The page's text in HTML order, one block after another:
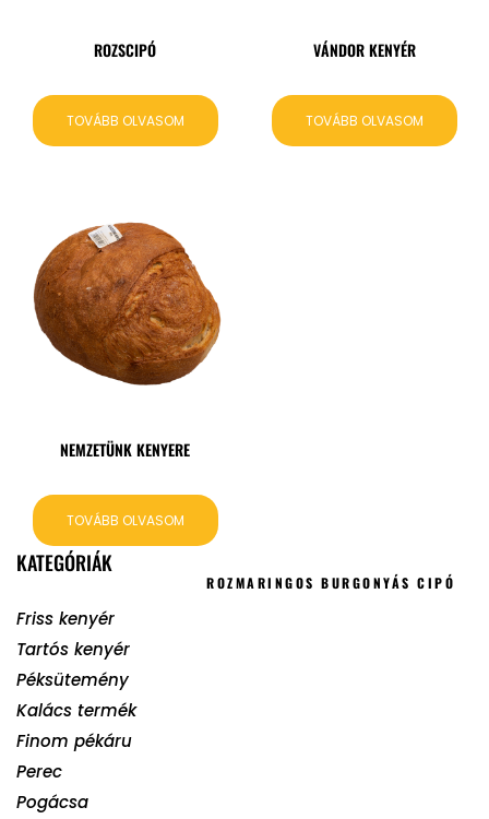
ROZSCIPÓ
TOVÁBB OLVASOM
VÁNDOR KENYÉR
TOVÁBB OLVASOM
NEMZETÜNK KENYERE
TOVÁBB OLVASOM
KATEGÓRIÁK
Friss kenyér
Tartós kenyér
Péksütemény
Kalács termék
Finom pékáru
Perec
Pogácsa
ROZMARINGOS BURGONYÁS CIPÓ